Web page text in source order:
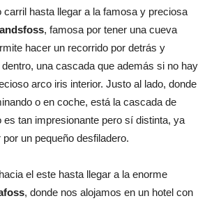
carril hasta llegar a la famosa y preciosa
, famosa por tener una cueva
hacer un recorrido por detrás y
una cascada que además si no hay
arco iris interior. Justo al lado, donde
o en coche, está la cascada de
es tan impresionante pero sí distinta, ya
un pequeño desfiladero.
el este hasta llegar a la enorme
, donde nos alojamos en un hotel con